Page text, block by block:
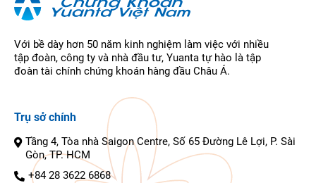
Với bề dày hơn 50 năm kinh nghiệm làm việc với nhiều
tập đoàn, công ty và nhà đầu tư, Yuanta tự hào là tập
đoàn tài chính chứng khoán hàng đầu Châu Á.
Trụ sở chính
Tầng 4, Tòa nhà Saigon Centre, Số 65 Đường Lê Lợi, P. Sài
Gòn, TP. HCM
+84 28 3622 6868